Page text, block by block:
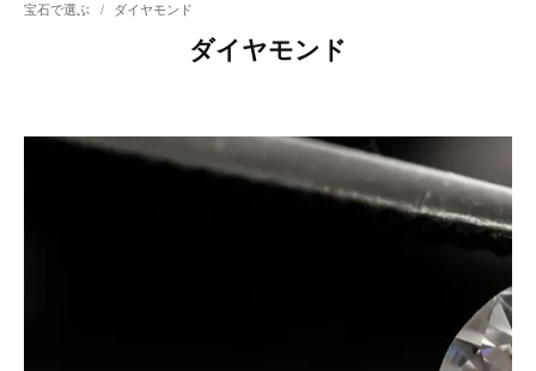
宝石で選ぶ / ダイヤモンド
ダイヤモンド